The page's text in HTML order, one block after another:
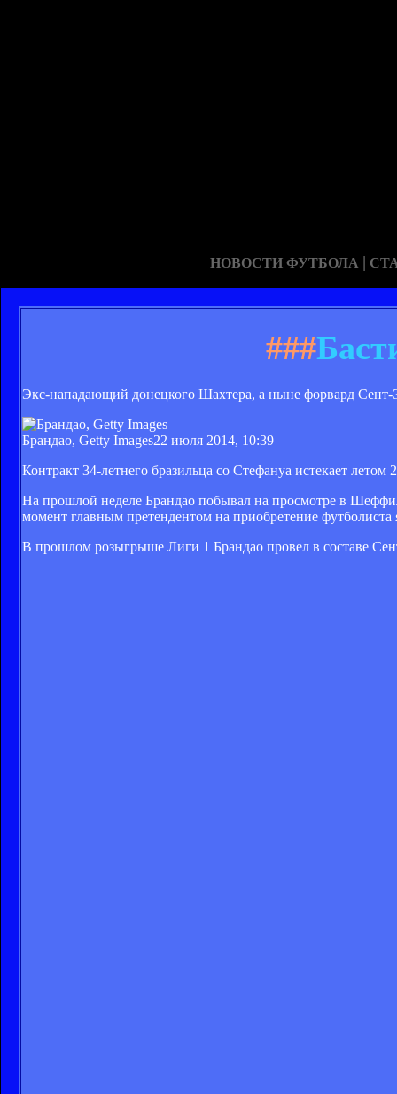
НОВОСТИ ФУТБОЛА |
###
Экс-нападающий донецкого Шахтера, а ныне форвард Сент-
Брандао, Getty Images22 июля 2014, 10:39
Контракт 34-летнего бразильца со Стефануа истекает летом
На прошлой неделе Брандао побывал на просмотре в
момент главным претендентом на приобретение
В прошлом розыгрыше Лиги 1 Брандао провел в составе